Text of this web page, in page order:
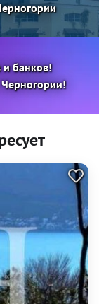
и банков!